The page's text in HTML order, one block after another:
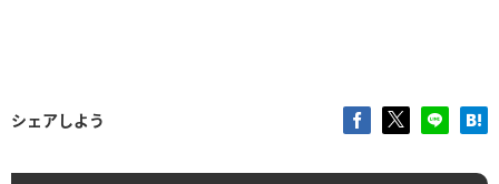
シェアしよう